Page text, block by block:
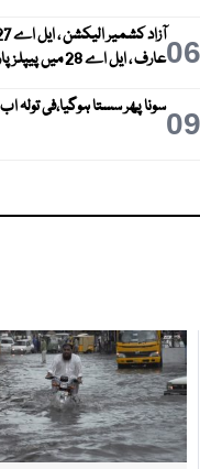
06عارف ، ایل اے 28 میں پیپلز پارٹی کے بازل نقوی کامیاب
09سونا پھر سستا ہوگیا،فی تولہ